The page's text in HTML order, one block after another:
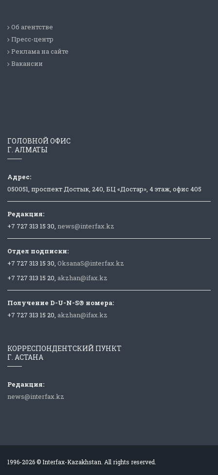
Об агентстве
Пресс-центр
Реклама на сайте
Вакансии
ГОЛОВНОЙ ОФИС
Г. АЛМАТЫ
Адрес:
050051, проспект Достык, 240, БЦ «Достар», 4 этаж, офис 405
Редакция:
+7 727 313 15 30, news@interfax.kz
Отдел подписки:
+7 727 313 15 30, OksanaS@interfax.kz
+7 727 313 15 20, akzhan@ifax.kz
Получение D-U-N-S® номера:
+7 727 313 15 20, akzhan@ifax.kz
КОРРЕСПОНДЕНТСКИЙ ПУНКТ
Г. АСТАНА
Редакция:
news@interfax.kz
1996-2026 © Interfax-Kazakhstan. All rights reserved.